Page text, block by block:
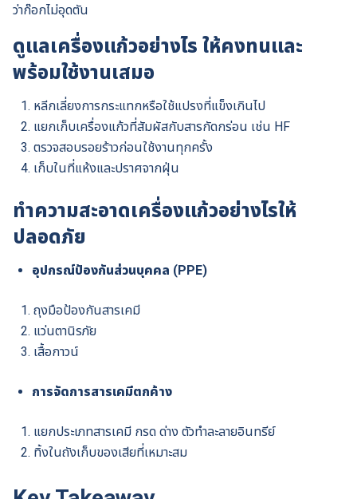
ว่าก๊อกไม่อุดตัน
ดูแลเครื่องแก้วอย่างไร ให้คงทนและ
พร้อมใช้งานเสมอ
หลีกเลี่ยงการกระแทกหรือใช้แปรงที่แข็งเกินไป
แยกเก็บเครื่องแก้วที่สัมผัสกับสารกัดกร่อน เช่น HF
ตรวจสอบรอยร้าวก่อนใช้งานทุกครั้ง
เก็บในที่แห้งและปราศจากฝุ่น
ทำความสะอาดเครื่องแก้วอย่างไรให้
ปลอดภัย
อุปกรณ์ป้องกันส่วนบุคคล (PPE)
ถุงมือป้องกันสารเคมี
แว่นตานิรภัย
เสื้อกาวน์
การจัดการสารเคมีตกค้าง
แยกประเภทสารเคมี กรด ด่าง ตัวทำละลายอินทรีย์
ทิ้งในถังเก็บของเสียที่เหมาะสม